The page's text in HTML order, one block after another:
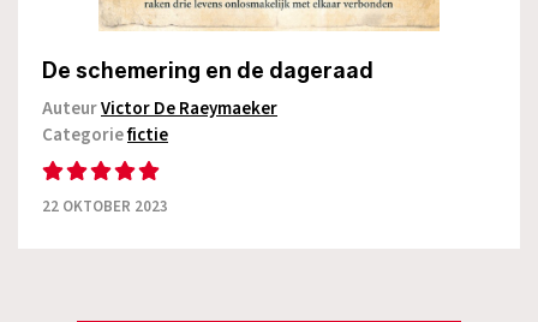
De schemering en de dageraad
AuteurVictor De Raeymaeker
Categoriefictie
22 OKTOBER 2023